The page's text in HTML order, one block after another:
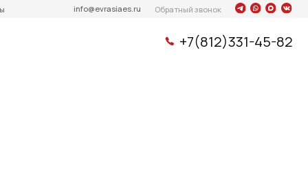
Обратный звонок
+7(812)331-45-82
info@evrasiaes.ru